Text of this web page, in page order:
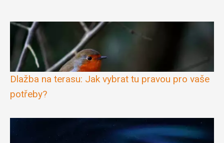
Dlažba na terasu: Jak vybrat tu pravou pro vaše
potřeby?